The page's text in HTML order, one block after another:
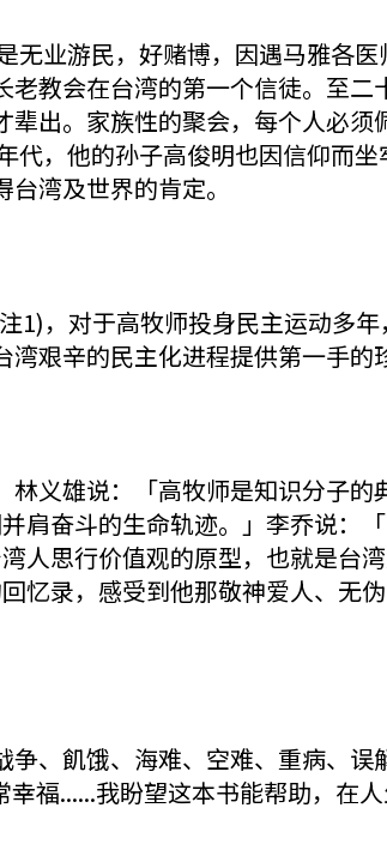
业游民，好赌博，因遇马雅各
教会在台湾的第一个信徒。至
出。家族性的聚会，每个人必
，他的孙子高俊明也因信仰而
湾及世界的肯定。
，对于高牧师投身民主运动多年
艰辛的民主化进程提供第一手的
义雄说：「高牧师是知识分子
肩奋斗的生命轨迹。」李乔说：
人思行价值观的原型，也就是台
忆录，感受到他那敬神爱人、无
、飢饿、海难、空难、重病、
福......我盼望这本书能帮助，在